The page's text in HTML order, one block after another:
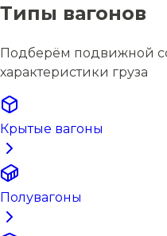
Типы вагонов
Подберём подвижной
характеристики груза
Крытые вагоны
Полувагоны